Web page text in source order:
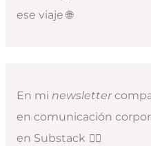
ese viaje 🌐
En mi newsletter
en comunicación
en Substack 👇🏻